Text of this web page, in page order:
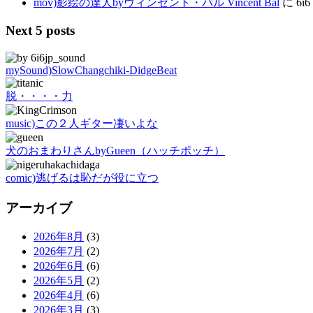
Next 5 posts
mySound)SlowChangchiki-DidgeBeat
脱・・・・力
music)この２人ギター凄いよな
犬のおまわりさんbyGueen（ハッチポッチ）
comic)逃げるは恥だが役に立つ
アーカイブ
2026年8月 (3)
2026年7月 (2)
2026年6月 (6)
2026年5月 (2)
2026年4月 (6)
2026年3月 (3)